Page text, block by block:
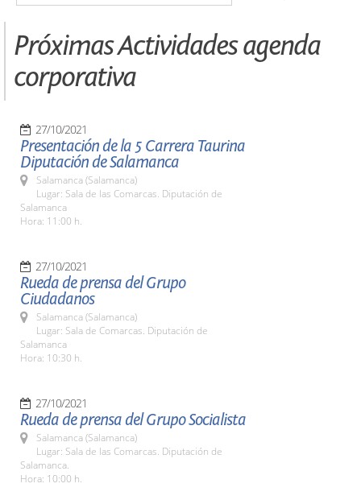
Próximas Actividades agenda
corporativa
27/10/2021
Presentación de la 5 Carrera Taurina
Diputación de Salamanca
Salamanca (Salamanca)
Lugar: Sala de las Comarcas. Diputación de
Salamanca
Hora: 11:00 h.
27/10/2021
Rueda de prensa del Grupo
Ciudadanos
Salamanca (Salamanca)
Lugar: Sala de Comarcas. Diputación de
Salamanca
Hora: 10:30 h.
27/10/2021
Rueda de prensa del Grupo Socialista
Salamanca (Salamanca)
Lugar: Sala de las Comarcas. Diputación de
Salamanca.
Hora: 10:00 h.